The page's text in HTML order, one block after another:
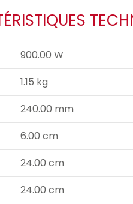
900.00 W
1.15 kg
240.00 mm
6.00 cm
24.00 cm
24.00 cm